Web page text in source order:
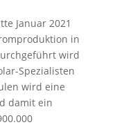
Januar 2021
in
wird
Spezialisten
wird eine
damit ein